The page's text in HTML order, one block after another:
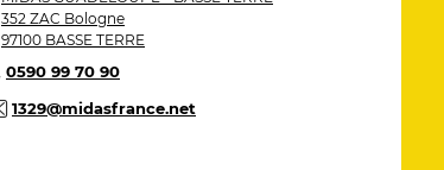
352 ZAC Bologne
97100 BASSE TERRE
0590 99 70 90
1329@midasfrance.net